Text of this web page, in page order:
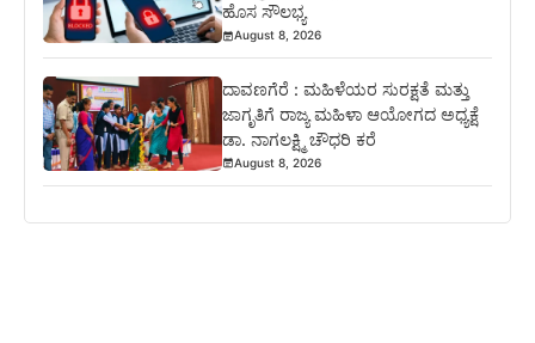
ಹೊಸ ಸೌಲಭ್ಯ
August 8, 2026
ದಾವಣಗೆರೆ : ಮಹಿಳೆಯರ ಸುರಕ್ಷತೆ ಮತ್ತು
ಜಾಗೃತಿಗೆ ರಾಜ್ಯ ಮಹಿಳಾ ಆಯೋಗದ ಅಧ್ಯಕ್ಷೆ
ಡಾ. ನಾಗಲಕ್ಷ್ಮಿ ಚೌಧರಿ ಕರೆ
August 8, 2026